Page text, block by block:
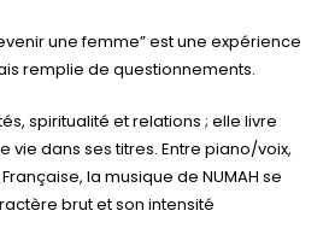
une femme” est une expérience
remplie de questionnements.
spiritualité et relations ; elle livre
dans ses titres. Entre piano/voix,
la musique de NUMAH se
brut et son intensité